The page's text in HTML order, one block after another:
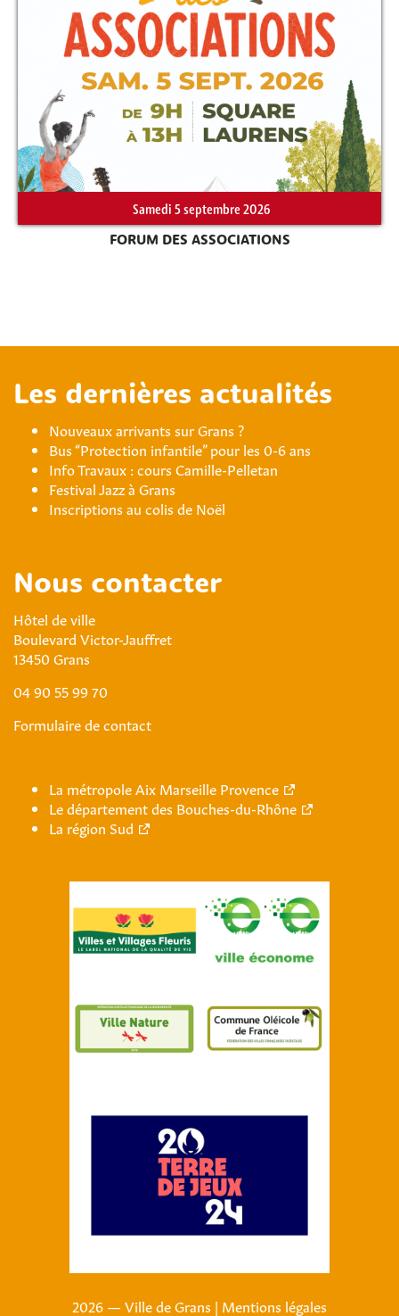
Samedi 5 septembre 2026
FORUM DES ASSOCIATIONS
Les dernières actualités
Nouveaux arrivants sur Grans ?
Bus “Protection infantile” pour les 0-6 ans
Info Travaux : cours Camille-Pelletan
Festival Jazz à Grans
Inscriptions au colis de Noël
Nous contacter
Hôtel de ville
Boulevard Victor-Jauffret
13450 Grans
04 90 55 99 70
Formulaire de contact
La métropole Aix Marseille Provence
Le département des Bouches-du-Rhône
La région Sud
2026 — Ville de Grans | Mentions légales